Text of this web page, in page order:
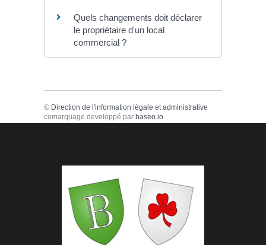
Quels changements doit déclarer
le propriétaire d'un local
commercial ?
© Direction de l'information légale et administrative
comarquage developpé par baseo.io